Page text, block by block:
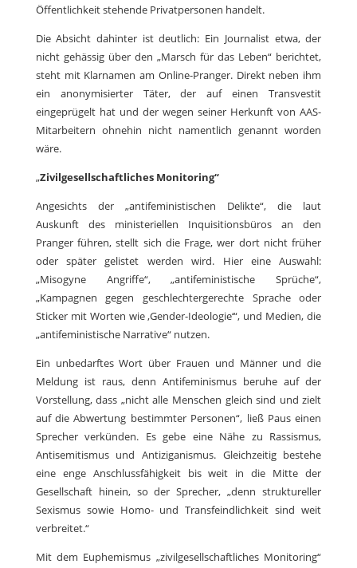
Öffentlichkeit stehende Privatpersonen handelt.
Die Absicht dahinter ist deutlich: Ein Journalist etwa, der
nicht gehässig über den „Marsch für das Leben“ berichtet,
steht mit Klarnamen am Online-Pranger. Direkt neben ihm
ein anonymisierter Täter, der auf einen Transvestit
eingeprügelt hat und der wegen seiner Herkunft von AAS-
Mitarbeitern ohnehin nicht namentlich genannt worden
wäre.
„Zivilgesellschaftliches Monitoring“
Angesichts der „antifeministischen Delikte“, die laut
Auskunft des ministeriellen Inquisitionsbüros an den
Pranger führen, stellt sich die Frage, wer dort nicht früher
oder später gelistet werden wird. Hier eine Auswahl:
„Misogyne Angriffe“, „antifeministische Sprüche“,
„Kampagnen gegen geschlechtergerechte Sprache oder
Sticker mit Worten wie ‚Gender-Ideologie‘“, und Medien, die
„antifeministische Narrative“ nutzen.
Ein unbedarftes Wort über Frauen und Männer und die
Meldung ist raus, denn Antifeminismus beruhe auf der
Vorstellung, dass „nicht alle Menschen gleich sind und zielt
auf die Abwertung bestimmter Personen“, ließ Paus einen
Sprecher verkünden. Es gebe eine Nähe zu Rassismus,
Antisemitismus und Antiziganismus. Gleichzeitig bestehe
eine enge Anschlussfähigkeit bis weit in die Mitte der
Gesellschaft hinein, so der Sprecher, „denn struktureller
Sexismus sowie Homo- und Transfeindlichkeit sind weit
verbreitet.“
Mit dem Euphemismus „zivilgesellschaftliches Monitoring“